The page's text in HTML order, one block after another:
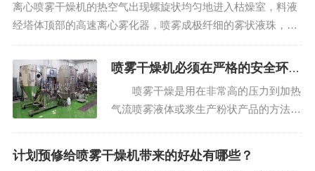
离心喷雾干燥机的热空气出现螺旋状均匀地进入枯燥室，料液
经塔体顶部的高速离心雾化器，喷雾成极纤细的雾状液珠，与
热空气并流触摸在极短的时刻内可枯燥为制品。制品接连地由
枯燥塔底部和旋风分离器中输出，废气由风机排空。 离心喷雾
干燥机的功能...
喷雾干燥机必须在严格的安全环境
下操作
喷雾干燥是用在非常高的压力到加热
气流喷雾液体或浆生产粉状产品的方法，
液体进入极细的液滴，当喷入加热室使液
计划预修给喷雾干燥机带来的好处有哪些？